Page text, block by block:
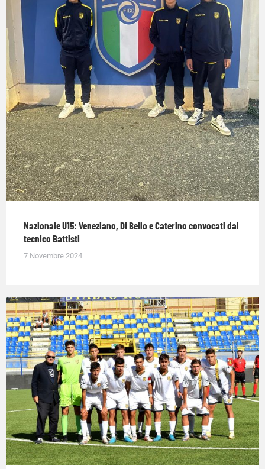
Nazionale U15: Veneziano, Di Bello e Caterino convocati dal
tecnico Battisti
7 Novembre 2024